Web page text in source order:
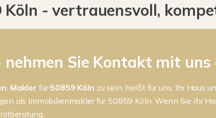
- vertrauensvoll,
Sie Kontakt mit uns
. Makler für50859 Köln zu sein, heißt für uns, Ihr Haus
als Immobilienmakler für 50859 Köln. Wenn Sie ihr